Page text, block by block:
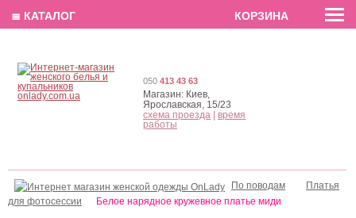
EN РУС
По поводам
Платья
для фотосессии
Белое нарядное кружевное платье миди
050 413 43 63
Магазин: Киев,
Ярославская, 15/23
схема проезда
время
работы
≣ КАТАЛОГ КОРЗИНА